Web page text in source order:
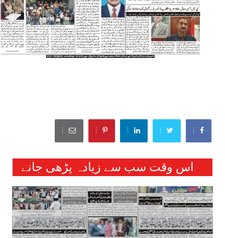
اس وقت سب سے زیادہ پڑھی جانے
والی خبریں :